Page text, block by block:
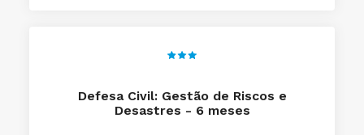
Defesa Civil: Gestão de Riscos e
Desastres - 6 meses